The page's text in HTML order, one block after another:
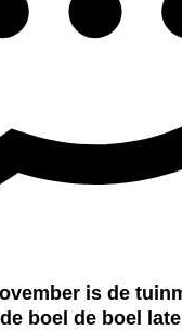
is de
boel de boel